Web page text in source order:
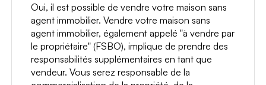
Oui, il est possible de vendre votre maison sans
agent immobilier. Vendre votre maison sans
agent immobilier, également appelé "à vendre par
le propriétaire" (FSBO), implique de prendre des
responsabilités supplémentaires en tant que
vendeur. Vous serez responsable de la